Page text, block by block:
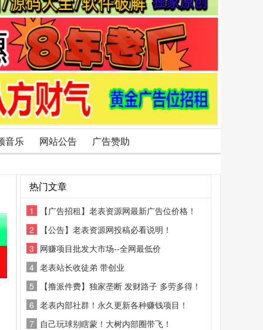
音乐 网站公告 广告赞助
热门文章
1
【广告招租】老表资源网最新广告位价格！
2
【公告】老表资源网投稿必看说明！
3 网赚项目批发大市场--全网最低价
4 老表站长收徒弟 带创业
5
【撸派件费】独家垄断 发财路子 多劳多得！
6 老表内部社群！永久更新各种赚钱项目！
7 自己玩球别瞎蒙！大树内部圈带飞！